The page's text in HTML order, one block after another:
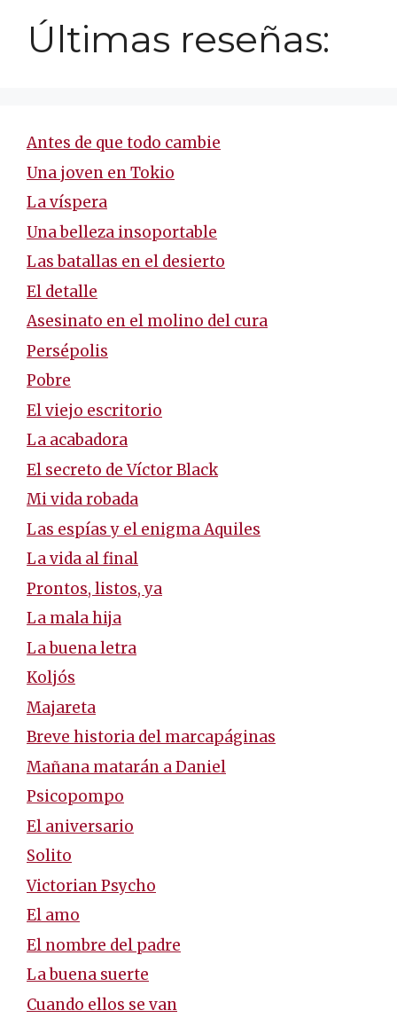
Últimas reseñas:
Antes de que todo cambie
Una joven en Tokio
La víspera
Una belleza insoportable
Las batallas en el desierto
El detalle
Asesinato en el molino del cura
Persépolis
Pobre
El viejo escritorio
La acabadora
El secreto de Víctor Black
Mi vida robada
Las espías y el enigma Aquiles
La vida al final
Prontos, listos, ya
La mala hija
La buena letra
Koljós
Majareta
Breve historia del marcapáginas
Mañana matarán a Daniel
Psicopompo
El aniversario
Solito
Victorian Psycho
El amo
El nombre del padre
La buena suerte
Cuando ellos se van